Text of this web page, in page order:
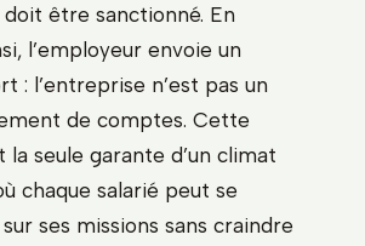
être sanctionné. En
l’employeur envoie un
: l’entreprise n’est pas un
de comptes. Cette
seule garante d’un climat
chaque salarié peut se
ses missions sans craindre